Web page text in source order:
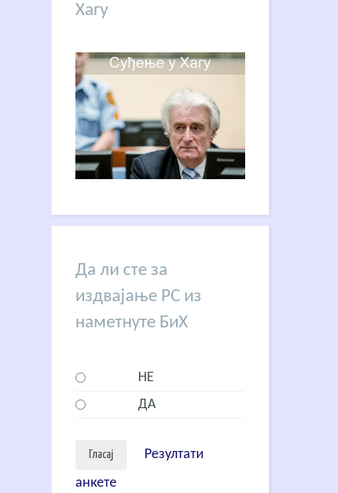
Хагу
Да ли сте за
издвајање РС из
наметнуте БиХ
НЕ
ДА
Резултати
анкете